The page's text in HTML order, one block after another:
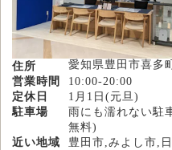
住所
愛知県豊田市喜多
営業時間
10:00-20:00
定休日
1月1日(元旦)
駐車場
雨にも濡れない駐
無料)
近い地域
豊田市,みよし市,